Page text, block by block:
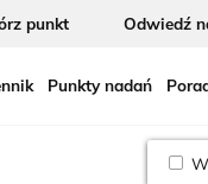
punkt Odwiedź
Punkty nadań